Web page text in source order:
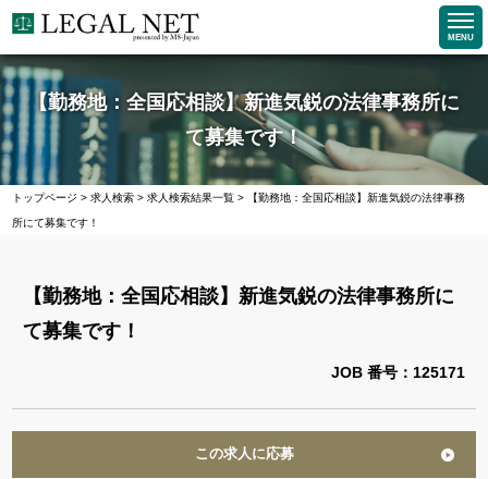
MENU
【勤務地：全国応相談】新進気鋭の法律事務所に
て募集です！
トップページ >求人検索 >求人検索結果一覧 > 【勤務地：全国応相談】新進気鋭の法律事務
所にて募集です！
【勤務地：全国応相談】新進気鋭の法律事務所に
て募集です！
JOB 番号：125171
この求人に応募